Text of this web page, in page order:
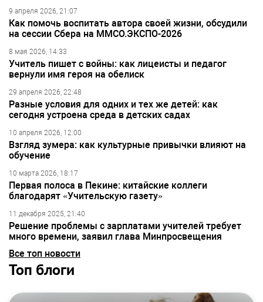
9 апреля 2026, 21:07
Как помочь воспитать автора своей жизни, обсудили
на сессии Сбера на ММСО.ЭКСПО-2026
8 мая 2026, 14:33
Учитель пишет с войны: как лицеисты и педагог
вернули имя героя на обелиск
29 апреля 2026, 22:48
Разные условия для одних и тех же детей: как
сегодня устроена среда в детских садах
10 апреля 2026, 12:00
Взгляд зумера: как культурные привычки влияют на
обучение
10 марта 2026, 18:17
Первая полоса в Пекине: китайские коллеги
благодарят «Учительскую газету»
11 декабря 2025, 21:40
Решение проблемы с зарплатами учителей требует
много времени, заявил глава Минпросвещения
Все топ новости
Топ блоги